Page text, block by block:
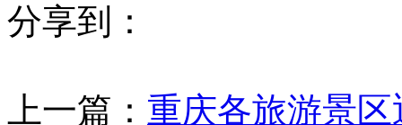
分享到：
上一篇： 重庆各旅游景